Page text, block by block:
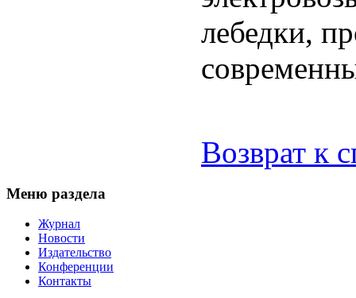
лебедки,
Возврат к
Меню раздела
Журнал
Новости
Издательство
Конференции
Контакты